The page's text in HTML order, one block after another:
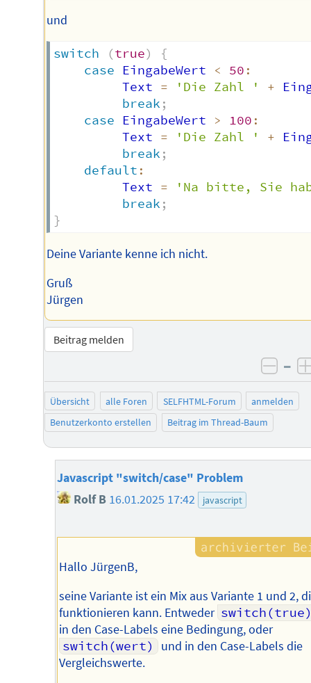
und
switch (true)
{
case EingabeWert < 50 :
         Text
= 'Die Zahl ' +
break ;
case EingabeWert > 100 :
         Text
= 'Die Zahl ' +
break ;
default :
         Text
=
'Na bitte, Sie
break ;
}
Deine Variante kenne ich nicht.
Gruß
Jürgen
Beitrag melden
–
Übersicht alle Foren SELFHTML-Forum
anmelden
Benutzerkonto erstellen
Beitrag im Thread-Baum
Javascript "switch/case" Problem
Rolf B 16.01.2025 17:42 javascript
Hallo JürgenB,
seine Variante ist ein Mix aus Variante 1 und 2,
funktionieren kann. Entweder
in den Case-Labels eine Bedingung, oder
switch(wert)
und in den Case-Labels die
Vergleichswerte.